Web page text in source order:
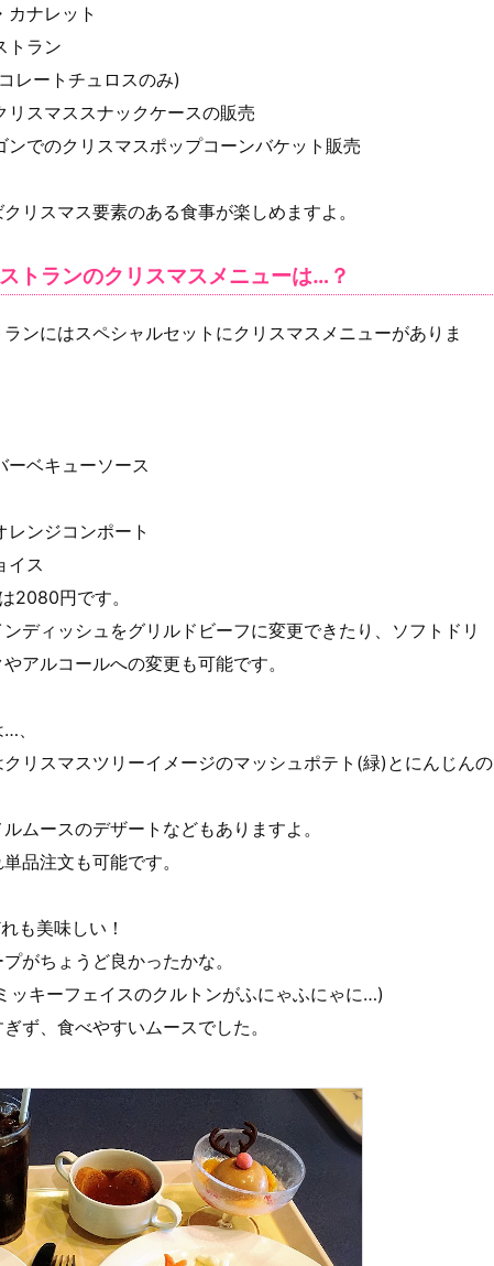
カナレット
トラン
レートチュロスのみ)
リスマススナックケースの販売
ンでのクリスマスポップコーンバケット販売
リスマス要素のある食事が楽しめますよ。
トランのクリスマスメニューは…？
ンにはスペシャルセットにクリスマスメニューがありま
ーベキューソース
レンジコンポート
イス
2080円です。
ディッシュをグリルドビーフに変更できたり、ソフトドリ
アルコールへの変更も可能です。
、
リスマスツリーイメージのマッシュポテト(緑)とにんじんの
ムースのデザートなどもありますよ。
品注文も可能です。
も美味しい！
がちょうど良かったかな。
ッキーフェイスのクルトンがふにゃふにゃに…)
ず、食べやすいムースでした。